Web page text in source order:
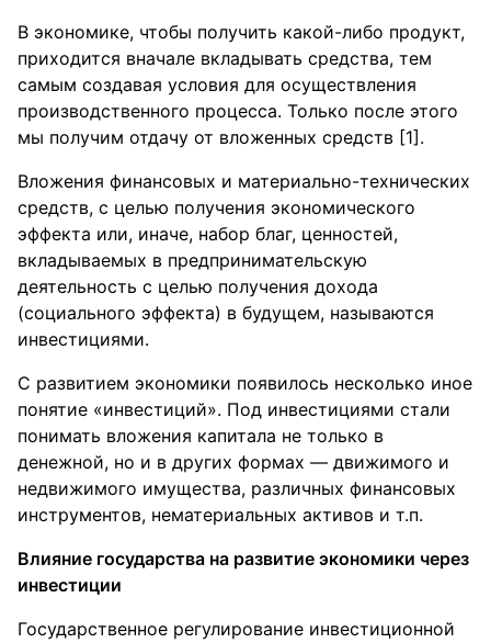
В экономике, чтобы получить какой-либо продукт,
приходится вначале вкладывать средства, тем
самым создавая условия для осуществления
производственного процесса. Только после этого
мы получим отдачу от вложенных средств [1].
Вложения финансовых и материально-технических
средств, с целью получения экономического
эффекта или, иначе, набор благ, ценностей,
вкладываемых в предпринимательскую
деятельность с целью получения дохода
(социального эффекта) в будущем, называются
инвестициями.
С развитием экономики появилось несколько иное
понятие «инвестиций». Под инвестициями стали
понимать вложения капитала не только в
денежной, но и в других формах — движимого и
недвижимого имущества, различных финансовых
инструментов, нематериальных активов и т.п.
Влияние государства на развитие экономики через
инвестиции
Государственное регулирование инвестиционной